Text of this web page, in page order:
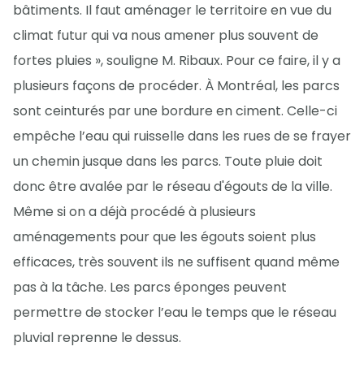
bâtiments. Il faut aménager le territoire en vue du
climat futur qui va nous amener plus souvent de
fortes pluies », souligne M. Ribaux. Pour ce faire, il y a
plusieurs façons de procéder. À Montréal, les parcs
sont ceinturés par une bordure en ciment. Celle-ci
empêche l’eau qui ruisselle dans les rues de se frayer
un chemin jusque dans les parcs. Toute pluie doit
donc être avalée par le réseau d'égouts de la ville.
Même si on a déjà procédé à plusieurs
aménagements pour que les égouts soient plus
efficaces, très souvent ils ne suffisent quand même
pas à la tâche. Les parcs éponges peuvent
permettre de stocker l’eau le temps que le réseau
pluvial reprenne le dessus.